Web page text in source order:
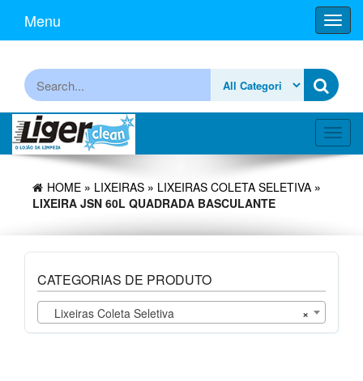
the
Menu
HOME » LIXEIRAS » LIXEIRAS COLETA SELETIVA »
LIXEIRA JSN 60L QUADRADA BASCULANTE
CATEGORIAS DE PRODUTO
×
Lixeiras Coleta Seletiva